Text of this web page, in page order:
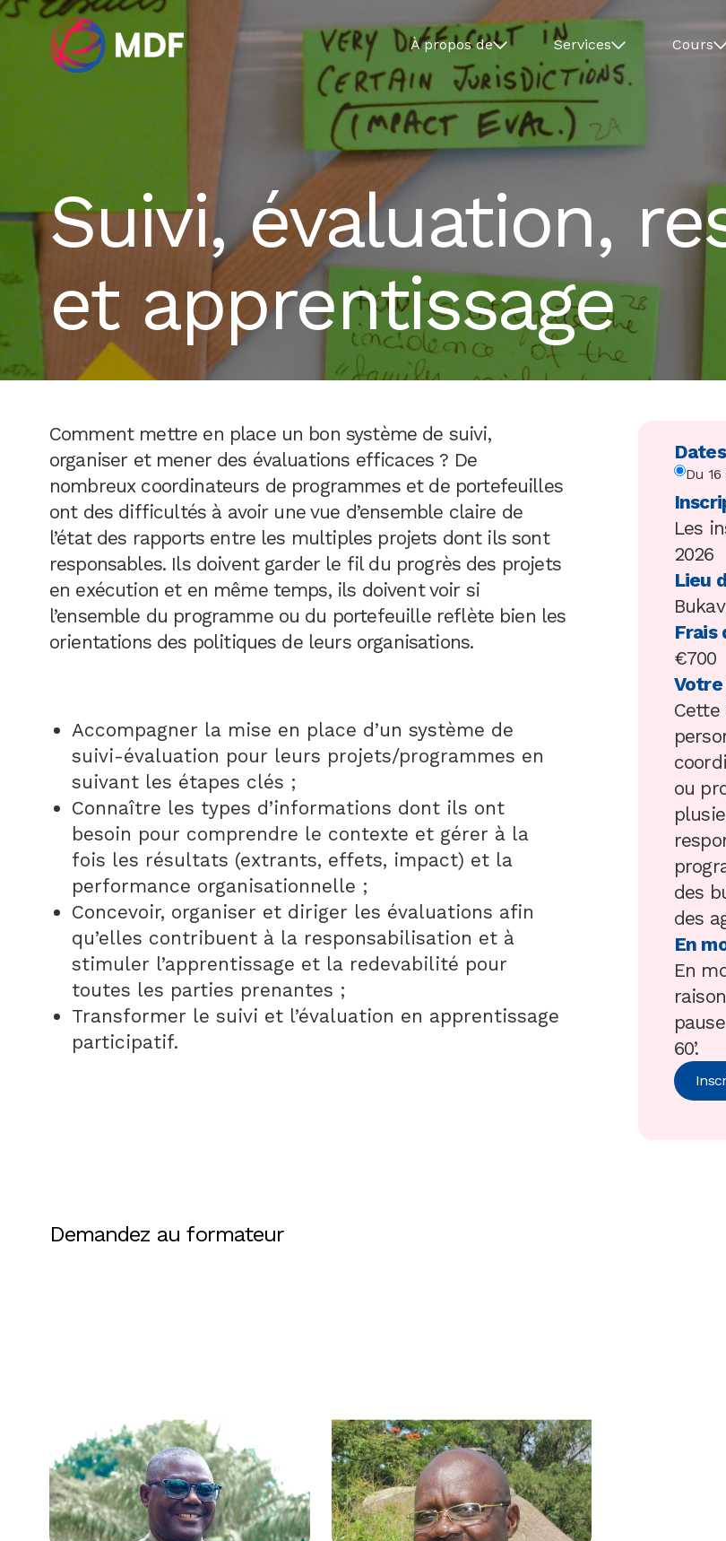
À propos de Services Cours
Suivi, évaluation,
et apprentissage
Comment mettre en place un bon système de suivi,
organiser et mener des évaluations efficaces ? De
nombreux coordinateurs de programmes et de portefeuilles
ont des difficultés à avoir une vue d’ensemble claire de
l’état des rapports entre les multiples projets dont ils sont
responsables. Ils doivent garder le fil du progrès des projets
en exécution et en même temps, ils doivent voir si
l’ensemble du programme ou du portefeuille reflète bien les
orientations des politiques de leurs organisations.
Accompagner la mise en place d’un système de
suivi-évaluation pour leurs projets/programmes en
suivant les étapes clés ;
Connaître les types d’informations dont ils ont
besoin pour comprendre le contexte et gérer à la
fois les résultats (extrants, effets, impact) et la
performance organisationnelle ;
Concevoir, organiser et diriger les évaluations afin
qu’elles contribuent à la responsabilisation et à
stimuler l’apprentissage et la redevabilité pour
toutes les parties prenantes ;
Transformer le suivi et l’évaluation en apprentissage
participatif.
Du
Les
2026
Lieu
Frais
€700
ou
des
des
En
En
60’.
Demandez au formateur